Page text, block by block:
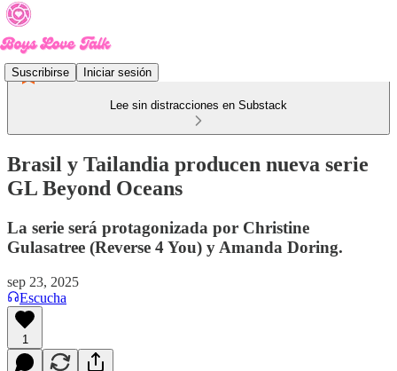
Suscribirse Iniciar sesión
Lee sin distracciones en Substack
Brasil y Tailandia producen nueva serie
GL Beyond Oceans
La serie será protagonizada por Christine
Gulasatree (Reverse 4 You) y Amanda Doring.
sep 23, 2025
Escucha
1